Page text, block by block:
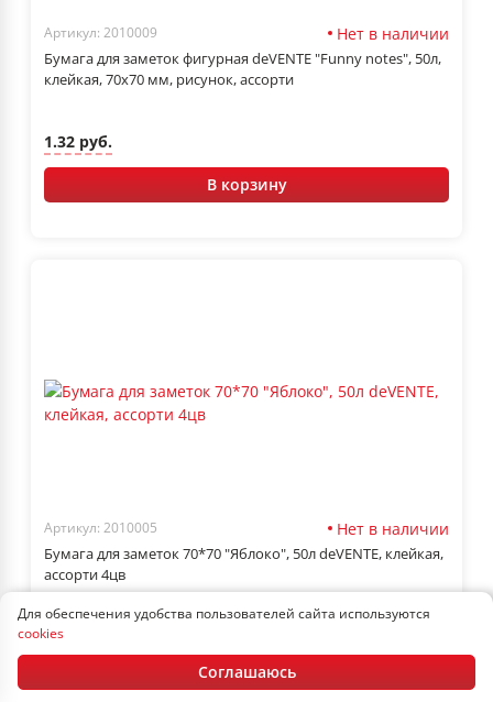
Артикул: 2010009 Нет в наличии
Бумага для заметок фигурная deVENTE "Funny notes", 50л,
клейкая, 70x70 мм, рисунок, ассорти
1.32 руб.
В корзину
Артикул: 2010005 Нет в наличии
Бумага для заметок 70*70 "Яблоко", 50л deVENTE, клейкая,
ассорти 4цв
1.99 руб.
В корзину
Для обеспечения удобства пользователей сайта используются
cookies
Соглашаюсь